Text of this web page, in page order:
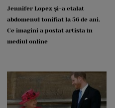
Jennifer Lopez și-a etalat
abdomenul tonifiat la 56 de ani.
Ce imagini a postat artista în
mediul online